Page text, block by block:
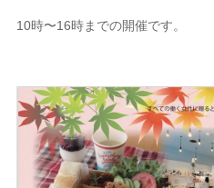
10時〜16時までの開催です。